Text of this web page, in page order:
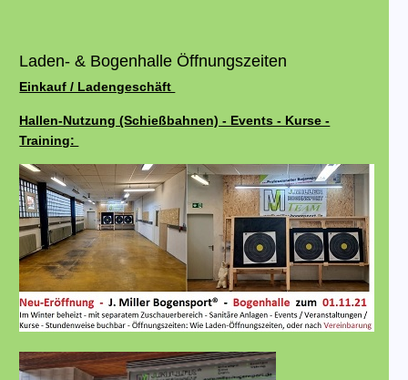
Laden- & Bogenhalle Öffnungszeiten
Einkauf / Ladengeschäft
Hallen-Nutzung (Schießbahnen) - Events - Kurse -
Training: